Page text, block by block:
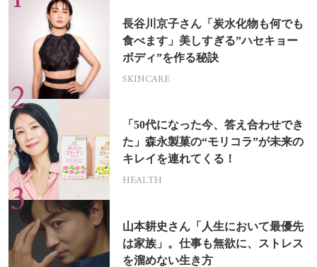
長谷川京子さん「炭水化物も何でも
食べます」美しすぎる”ハセキョー
ボディ”を作る秘訣
SKINCARE
「50代になった今、答え合わせでき
た」森永製菓の“モリコラ”が未来の
キレイを連れてくる！
HEALTH
山本耕史さん「人生において最優先
は家族」。仕事も無欲に、ストレス
を溜めない生き方